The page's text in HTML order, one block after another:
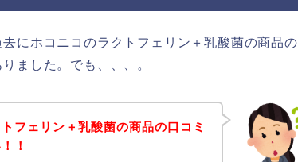
にホコニコのラクトフェリン＋乳酸菌の商品の
ました。でも、、、。
フェリン＋乳酸菌の商品の口コミ
！